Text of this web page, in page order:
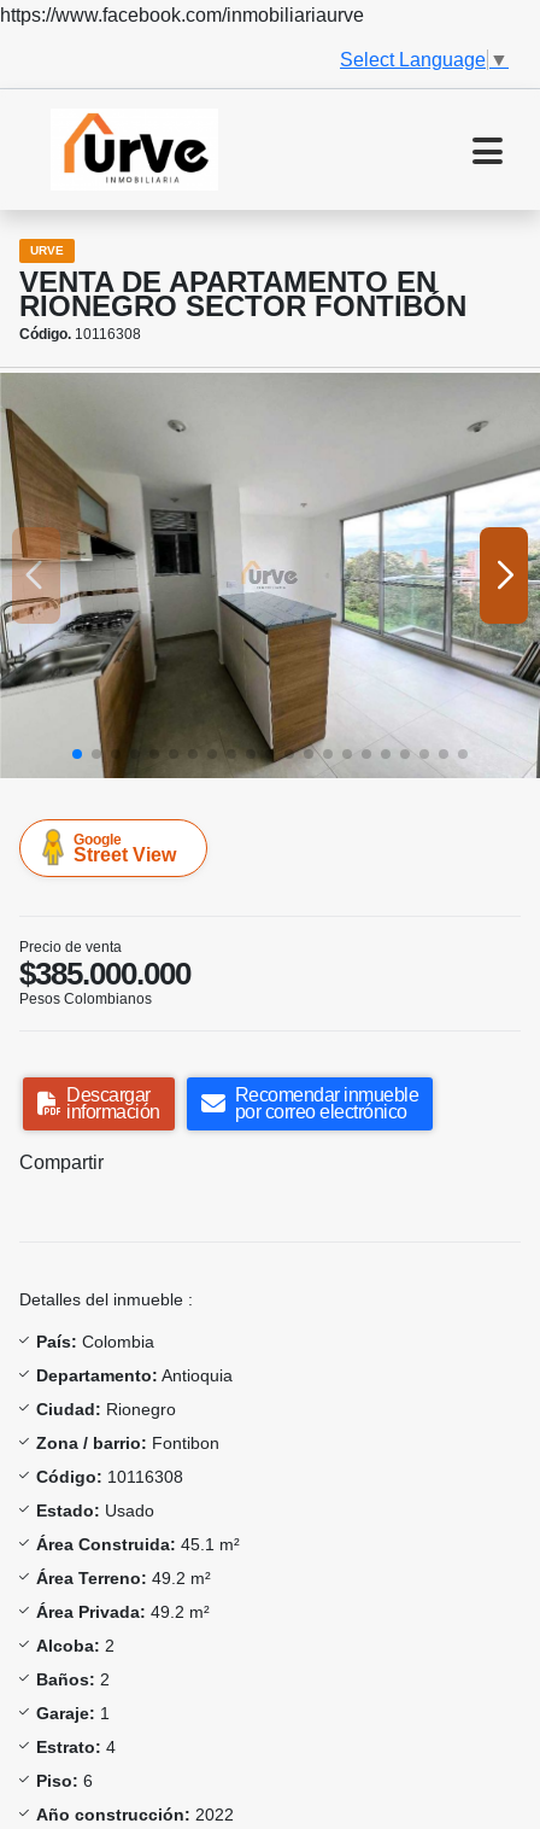
https://www.facebook.com/inmobiliariaurve
Select Language ▼
URVE
VENTA DE APARTAMENTO EN
RIONEGRO SECTOR FONTIBÓN
Código. 10116308
Google
Street View
Precio de venta
$385.000.000
Pesos Colombianos
Descargar
información
Recomendar inmueble
por correo electrónico
Compartir
Detalles del inmueble :
País: Colombia
Departamento: Antioquia
Ciudad: Rionegro
Zona / barrio: Fontibon
Código: 10116308
Estado: Usado
Área Construida: 45.1 m²
Área Terreno: 49.2 m²
Área Privada: 49.2 m²
Alcoba: 2
Baños: 2
Garaje: 1
Estrato: 4
Piso: 6
Año construcción: 2022